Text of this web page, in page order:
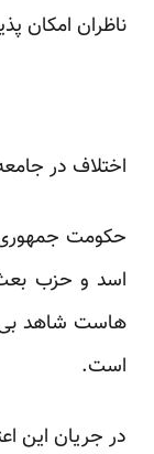
ناظران امکان
اختلاف در
حکومت
اسد و حزب
هاست شاهد بی
است.
در جریان این